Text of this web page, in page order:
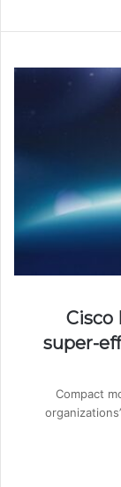
Cisco
super-
Compact